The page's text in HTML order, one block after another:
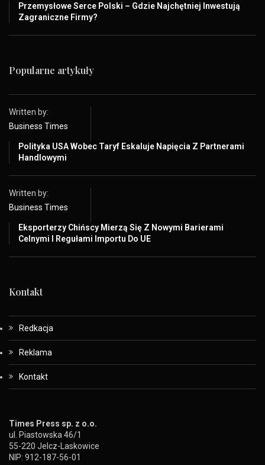
Przemysłowe Serce Polski – Gdzie Najchętniej Inwestują
Zagraniczne Firmy?
Popularne artykuły
Written by:
Business Times
Polityka USA Wobec Taryf Eskaluje Napięcia Z Partnerami
Handlowymi
Written by:
Business Times
Eksporterzy Chińscy Mierzą Się Z Nowymi Barierami
Celnymi I Regułami Importu Do UE
Kontakt
Redkacja
Reklama
Kontakt
Times Press sp. z o.o.
ul. Piastowska 46/1
55-220 Jelcz-Laskowice
NIP: 912-187-56-01